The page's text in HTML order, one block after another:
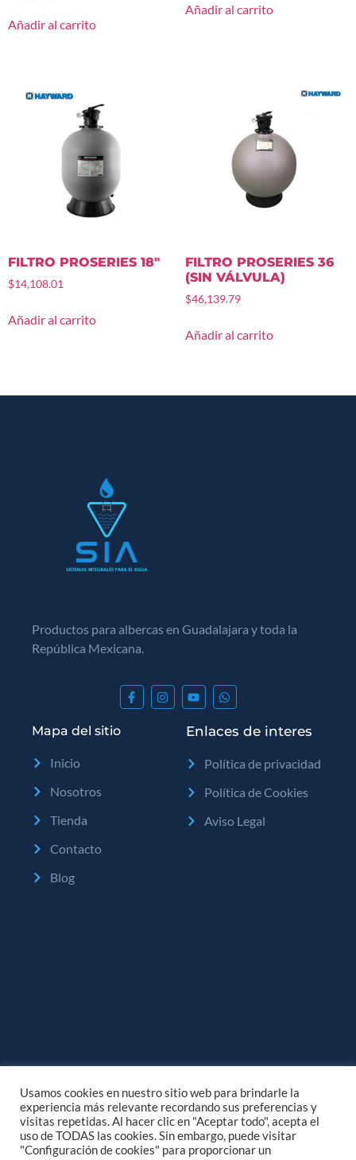
Añadir al carrito
Añadir al carrito
FILTRO PROSERIES 18″
$14,108.01
Añadir al carrito
FILTRO PROSERIES 36
(SIN VÁLVULA)
$46,139.79
Añadir al carrito
Productos para albercas en Guadalajara y toda la
República Mexicana.
Mapa del sitio
Inicio
Nosotros
Tienda
Contacto
Blog
Enlaces de interes
Política de privacidad
Política de Cookies
Aviso Legal
Usamos cookies en nuestro sitio web para brindarle la
experiencia más relevante recordando sus preferencias y
visitas repetidas. Al hacer clic en "Aceptar todo", acepta el
uso de TODAS las cookies. Sin embargo, puede visitar
"Configuración de cookies" para proporcionar un